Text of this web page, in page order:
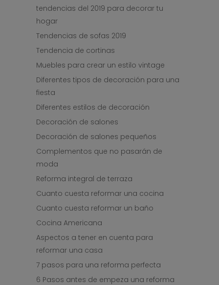
tendencias del 2019 para decorar tu
hogar
Tendencias de sofas 2019
Tendencia de cortinas
Muebles para crear un estilo vintage
Diferentes tipos de decoración para una
fiesta
Diferentes estilos de decoración
Decoración de salones
Decoración de salones pequeños
Complementos que no pasarán de
moda
Reforma integral de terraza
Cuanto cuesta reformar una cocina
Cuanto cuesta reformar un baño
Cocina Americana
Aspectos a tener en cuenta para
reformar una casa
7 pasos para una reforma perfecta
6 Pasos antes de empeza una reforma